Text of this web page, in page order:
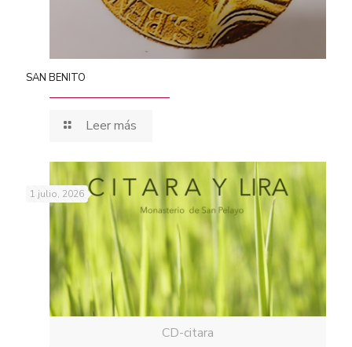
SAN BENITO
Leer más
CD-citara
1 julio, 2026